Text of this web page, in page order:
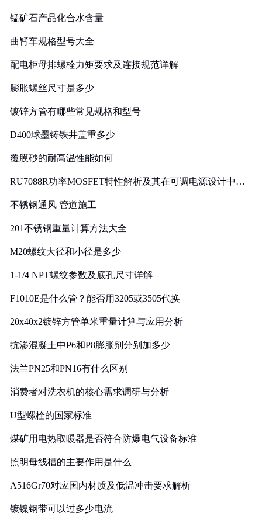
锰矿石产品化合水含量
曲臂车规格型号大全
配电柜母排螺栓力矩要求及连接规范详解
膨胀螺丝尺寸是多少
镀锌方管有哪些常见规格和型号
D400球墨铸铁井盖重多少
覆膜砂的耐高温性能如何
RU7088R功率MOSFET特性解析及其在可调电源设计中的
不锈钢通风 管道施工
201不锈钢重量计算方法大全
M20螺纹大径和小径是多少
1-1/4 NPT螺纹参数及底孔尺寸详解
F1010E是什么管？能否用3205或3505代换
20x40x2镀锌方管单米重量计算与应用分析
抗渗混凝土中P6和P8膨胀剂分别加多少
法兰PN25和PN16有什么区别
消费者对洗衣机的核心需求调研与分析
U型螺栓的国家标准
煤矿用电热取暖器是否符合防爆电气设备标准
照明母线槽的主要作用是什么
A516Gr70对应国内材质及低温冲击要求解析
镀镍钢带可以过多少电流